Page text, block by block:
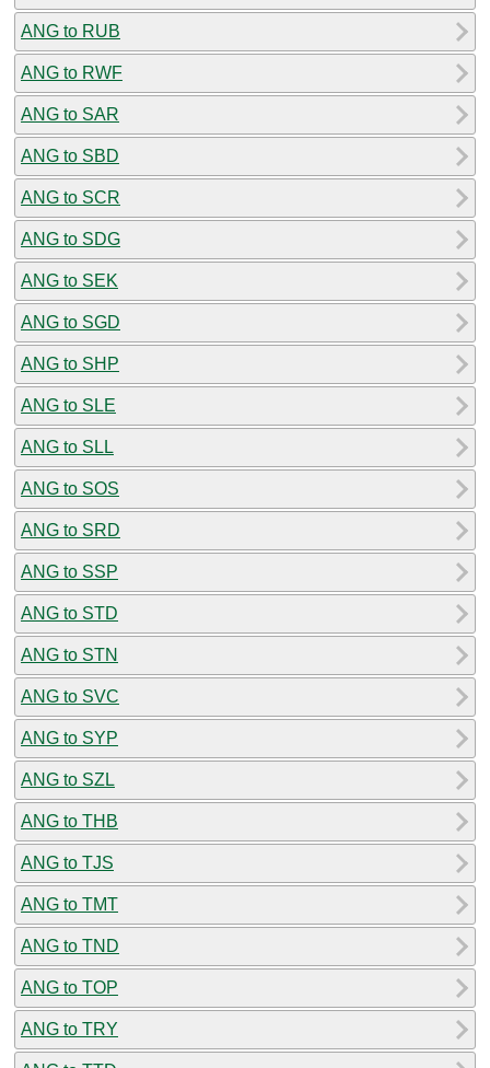
ANG to RUB
ANG to RWF
ANG to SAR
ANG to SBD
ANG to SCR
ANG to SDG
ANG to SEK
ANG to SGD
ANG to SHP
ANG to SLE
ANG to SLL
ANG to SOS
ANG to SRD
ANG to SSP
ANG to STD
ANG to STN
ANG to SVC
ANG to SYP
ANG to SZL
ANG to THB
ANG to TJS
ANG to TMT
ANG to TND
ANG to TOP
ANG to TRY